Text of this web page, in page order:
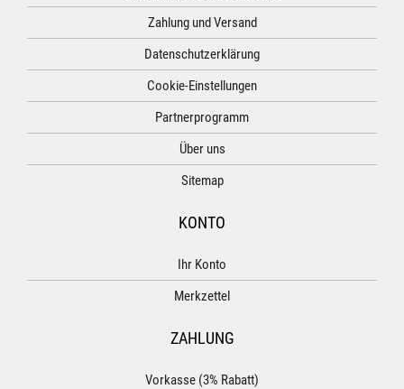
Zahlung und Versand
Datenschutzerklärung
Cookie-Einstellungen
Partnerprogramm
Über uns
Sitemap
KONTO
Ihr Konto
Merkzettel
ZAHLUNG
Vorkasse (3% Rabatt)